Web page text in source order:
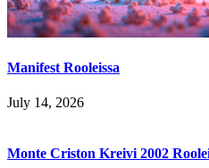
Manifest Rooleissa
July 14, 2026
Monte Criston Kreivi 2002